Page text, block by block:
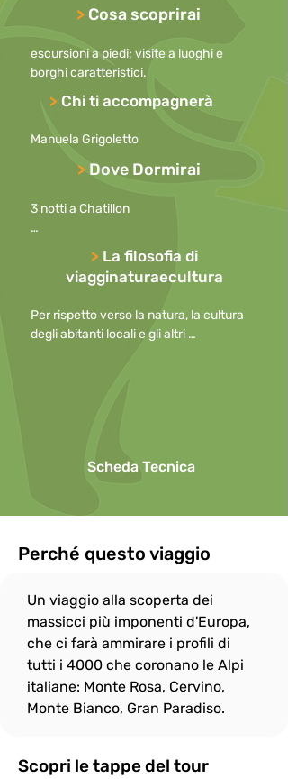
> Cosa scoprirai
escursioni a piedi; visite a luoghi e
borghi caratteristici.
> Chi ti accompagnerà
Manuela Grigoletto
> Dove Dormirai
3 notti a Chatillon
> La filosofia di
viagginaturaecultura
Per rispetto verso la natura, la cultura
degli abitanti locali e gli altri
Per questioni di sicurezza l’uso di
"lente" e per questo
necessario, per attendere eventuali
"ritardatari"; ciò non
esenta però i più “pigri” a fare del loro
meglio per non distaccarsi troppo dal
gruppo e rallentare
eccessivamente le attività.
Scheda Tecnica
Perché questo viaggio
Un viaggio alla scoperta dei
massicci più imponenti d'Europa,
che ci farà ammirare i profili di
tutti i 4000 che coronano le Alpi
italiane: Monte Rosa, Cervino,
Monte Bianco, Gran Paradiso.
Scopri le tappe del tour